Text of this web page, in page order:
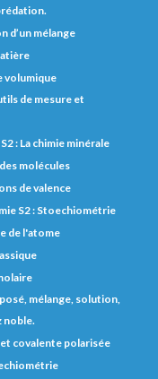
d’un mélange
volumique
de mesure et
: La chimie minérale
molécules
de valence
S2 : Stoechiométrie
de l'atome
mélange, solution,
noble.
covalente polarisée